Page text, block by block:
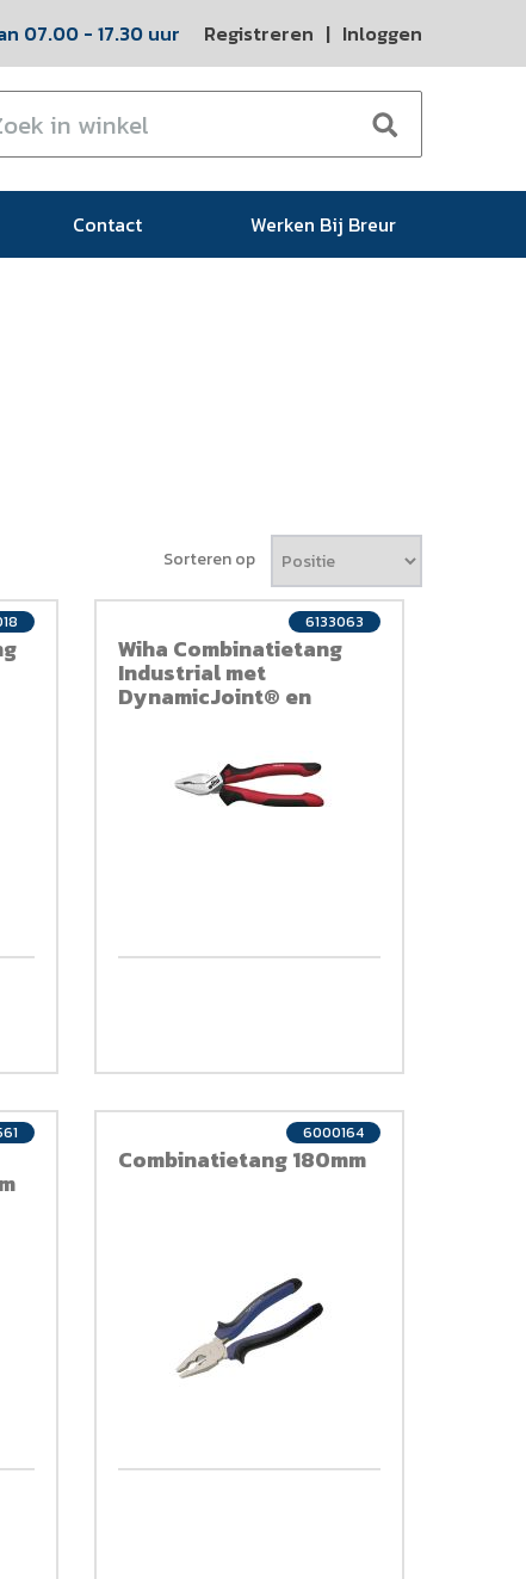
07.00 - 17.30 uur Registreren | Inloggen
Contact Werken Bij Breur
Sorteren op
Wiha Combinatietang
Industrial met
DynamicJoint® en
6133063
Combinatietang 180mm
6000164